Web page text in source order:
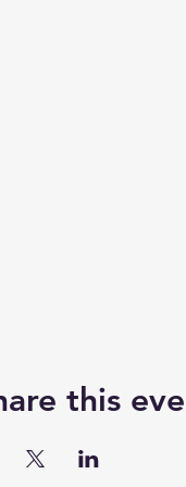
this